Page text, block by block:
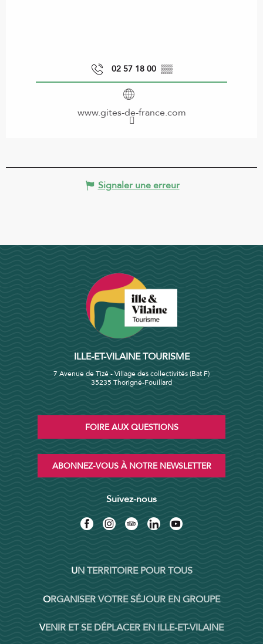
02 57 18 00 ▒▒
www.gites-de-france.com
Signaler une erreur
ILLE-ET-VILAINE TOURISME
7 Avenue de Tizé - Village des collectivités (Bat F)
35235 Thorigné-Fouillard
FOIRE AUX QUESTIONS
ABONNEZ-VOUS À NOTRE NEWSLETTER
Suivez-nous
UN TERRITOIRE POUR TOUS
ORGANISER VOTRE SÉJOUR EN GROUPE
VENIR ET SE DÉPLACER EN ILLE-ET-VILAINE